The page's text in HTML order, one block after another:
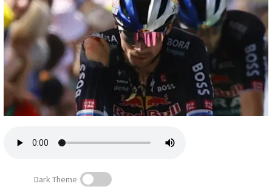
Uredništvo
Oglasi
Založnik
Zadruga PD
Naročnine
Dark Theme